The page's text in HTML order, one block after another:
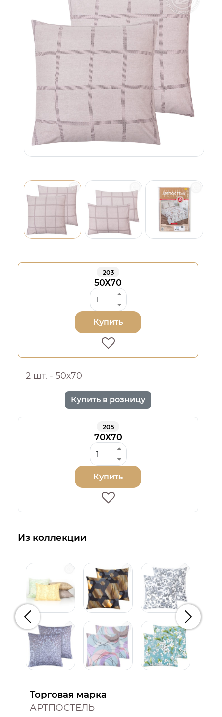
203
50Х70
Купить
2 шт. - 50х70
Купить в розницу
205
70Х70
Купить
Из коллекции
Предыдущий
Торговая марка
АРТПОСТЕЛЬ